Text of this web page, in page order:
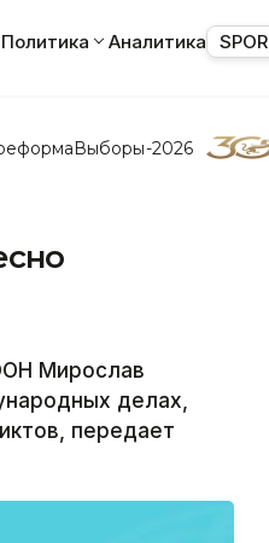
Политика Аналитика
Выборы-2026
Мирослав
делах,
передает